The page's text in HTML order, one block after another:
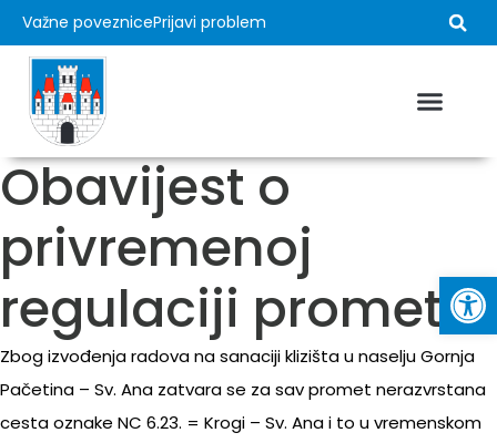
Važne poveznicePrijavi problem
Obavijest o
privremenoj
regulaciji prometa
Zbog izvođenja radova na sanaciji klizišta u naselju Gornja
Pačetina – Sv. Ana zatvara se za sav promet nerazvrstana
cesta oznake NC 6.23. = Krogi – Sv. Ana i to u vremenskom